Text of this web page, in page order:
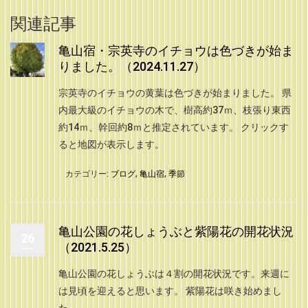
関連記事
亀山宿・宗英寺のイチョウは色づきが始ま
りました。（2024.11.27）
宗英寺のイチョウの黄葉は色づきが始まりました。 県
内最大級のイチョウの木で、樹高約37ｍ、枝張り東西
約14ｍ、幹回約8ｍと推定されています。 クリックす
ると地図が表示します。
カテゴリー: ブログ, 亀山宿, 季節
亀山公園の花しょうぶと紫陽花の開花状況
（2021.5.25）
亀山公園の花しょうぶは４割の開花状況です。来週に
は見頃を迎えると思います。 紫陽花は咲き始めまし